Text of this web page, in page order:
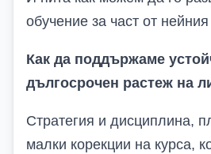
обучение за част от
Как да поддържаме
дългосрочен растеж на
Стратегия и дисциплина,
малки корекции на курса,